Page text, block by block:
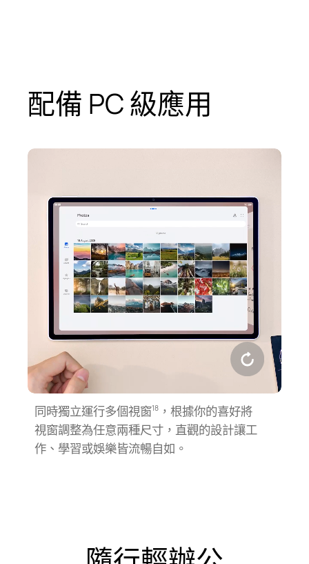
配備 PC 級應用
同時獨立運行多個視窗18，根據你的喜好將
視窗調整為任意兩種尺寸，直觀的設計讓工
作、學習或娛樂皆流暢自⁠如。